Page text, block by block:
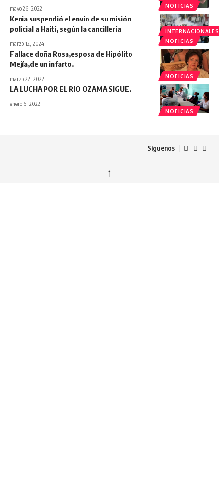
NOTICIAS
mayo 26, 2022
INTERNACIONALES
NOTICIAS
Kenia suspendió el envío de su misión
policial a Haití, según la cancillería
marzo 12, 2024
NOTICIAS
Fallace doña Rosa,esposa de Hipólito
Mejía,de un infarto.
marzo 22, 2022
NOTICIAS
LA LUCHA POR EL RIO OZAMA SIGUE.
enero 6, 2022
Siguenos
↑